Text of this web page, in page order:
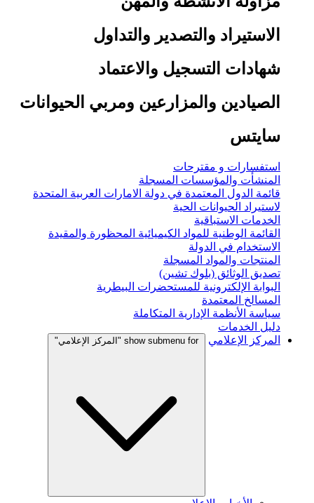
الاستيراد والتصدير والتداول
شهادات التسجيل والاعتماد
الصيادين والمزارعين ومربي الحيوانات
سايتس
استفسارات و مقترحات
المنشأت والمؤسسات المسجلة
قائمة الدول المعتمدة في دولة الامارات العربية المتحدة
لاستيراد الحيوانات الحية
الخدمات الاستباقية
القائمة الوطنية للمواد الكيميائية المحظورة والمقيدة
الاستخدام في الدولة
المنتجات والمواد المسجلة
تصديق الوثائق (بلوك تشين)
البوابة الإلكترونية للمستحضرات البيطرية
المسالخ المعتمدة
سياسة الأنظمة الإدارية المتكاملة
دليل الخدمات
المركز الإعلامي
show submenu for "المركز الإعلامي"